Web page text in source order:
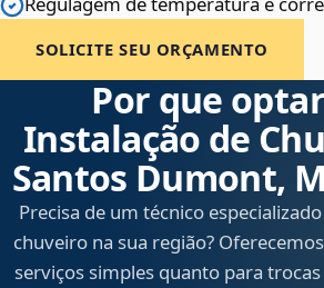
SOLICITE SEU ORÇAMENTO
Por que
Instalação de
Santos Dumont,
Precisa de um técnico
chuveiro na sua região?
serviços simples quanto para